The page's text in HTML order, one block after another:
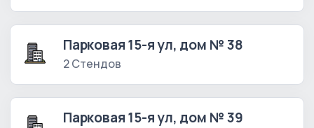
Парковая 15-я ул, дом № 38
2 Стендов
Парковая 15-я ул, дом № 39